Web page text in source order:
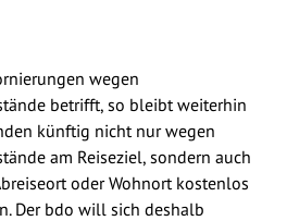
wegen
betrifft, so bleibt weiterhin
künftig nicht nur wegen
am Reiseziel, sondern auch
oder Wohnort kostenlos
Der bdo will sich deshalb